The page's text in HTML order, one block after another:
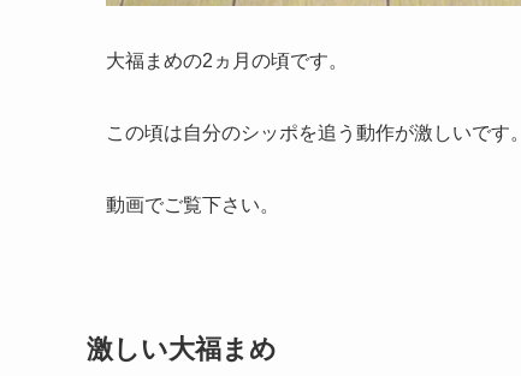
大福まめの2ヵ月の頃です。
この頃は自分のシッポを追う動作が激しいです。
動画でご覧下さい。
激しい大福まめ